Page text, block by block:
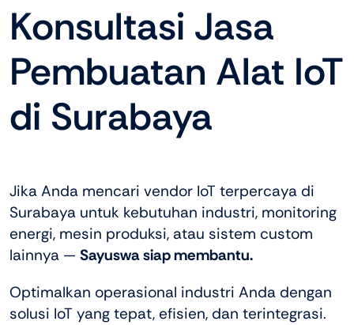
Konsultasi Jasa
Pembuatan Alat IoT
di Surabaya
Jika Anda mencari vendor IoT terpercaya di
Surabaya untuk kebutuhan industri, monitoring
energi, mesin produksi, atau sistem custom
lainnya — Sayuswa siap membantu.
Optimalkan operasional industri Anda dengan
solusi IoT yang tepat, efisien, dan terintegrasi.